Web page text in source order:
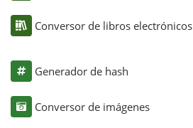
Conversor de libros electrónicos
Generador de hash
Conversor de imágenes